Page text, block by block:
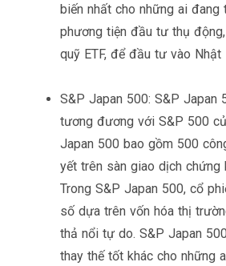
biến nhất cho những ai đang
phương tiện đầu tư thụ
quỹ ETF, để đầu tư vào Nhật
S&P Japan 500: S&P Japan
tương đương với S&P 500
Japan 500 bao gồm 500
yết trên sàn giao dịch chứng
Trong S&P Japan 500, cổ
số dựa trên vốn hóa thị
thả nổi tự do. S&P Japan
thay thế tốt khác cho những